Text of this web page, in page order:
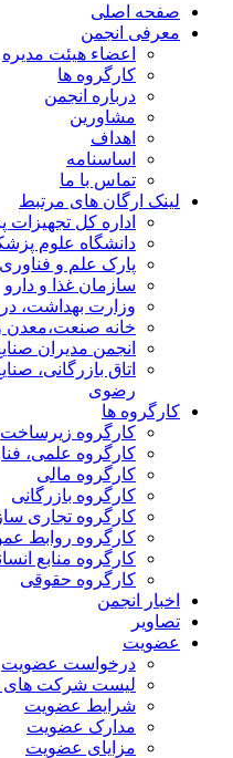
صفحه اصلی
معرفی انجمن
اعضاء هیئت مدیره
کارگروه ها
درباره انجمن
مشاورین
اهداف
اساسنامه
تماس با ما
لینک ارگان های مرتبط
اداره کل
دانشگاه علوم
پارک علم و
سازمان غذا و دارو
وزارت بهداشت،
خانه
انجمن مدیران
اتاق بازرگانی،
رضوی
کارگروه ها
کارگروه زیرساخت
کارگروه علمی،
کارگروه مالی
کارگروه بازرگانی
کارگروه تجاری
کارگروه روابط
کارگروه منابع
کارگروه حقوقی
اخبار انجمن
تصاویر
عضویت
درخواست عضویت
لیست شرکت
شرایط عضویت
مدارک عضویت
مزایای عضویت